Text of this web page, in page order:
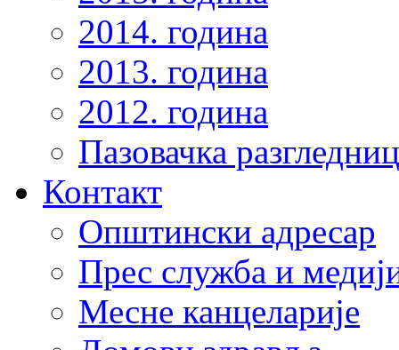
2014. година
2013. година
2012. година
Пазовачка
Контакт
Општински адресар
Прес служба и
Месне канцеларије